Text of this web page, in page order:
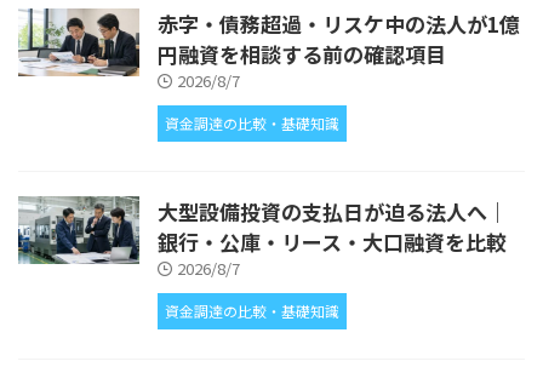
赤字・債務超過・リスケ中の法人が1億
円融資を相談する前の確認項目
2026/8/7
資金調達の比較・基礎知識
大型設備投資の支払日が迫る法人へ｜
銀行・公庫・リース・大口融資を比較
2026/8/7
資金調達の比較・基礎知識